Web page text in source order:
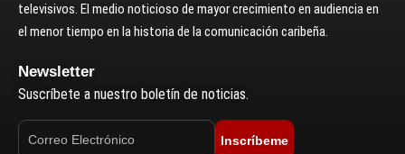
televisivos. El medio noticioso de mayor crecimiento en audiencia en
el menor tiempo en la historia de la comunicación caribeña.
Newsletter
Suscríbete a nuestro boletín de noticias.
Inscríbeme